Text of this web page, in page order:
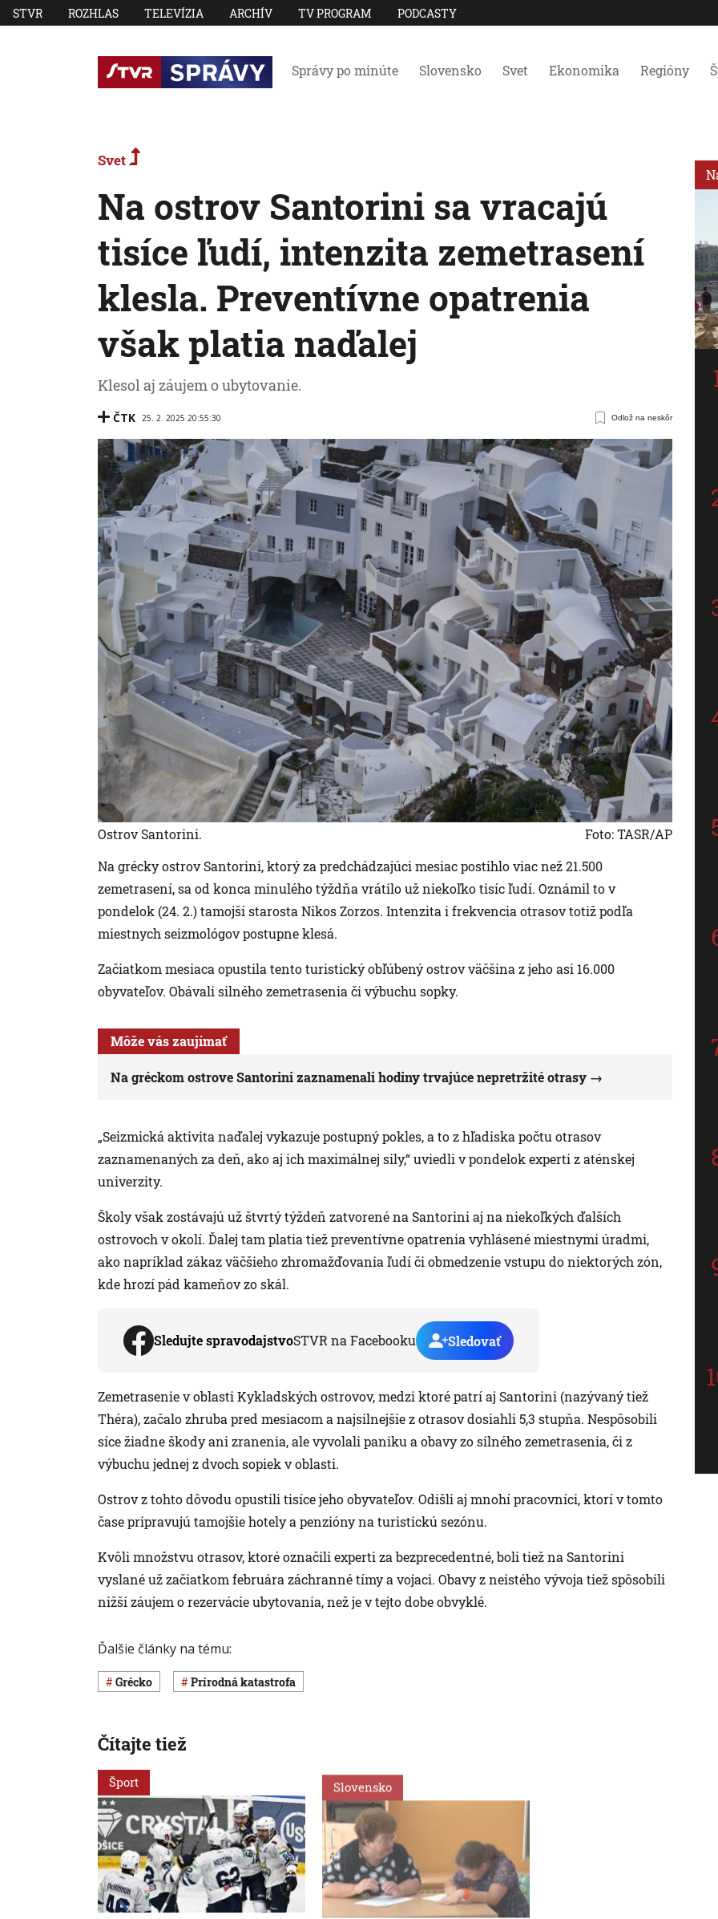
STVR ROZHLAS TELEVÍZIA ARCHÍV TV PROGRAM PODCASTY
Správy po minúte Slovensko Svet Ekonomika Regióny
Svet
Na ostrov Santorini sa vracajú
tisíce ľudí, intenzita zemetrasení
klesla. Preventívne opatrenia
však platia naďalej
Klesol aj záujem o ubytovanie.
ČTK 25. 2. 2025 20:55:30 Odlož na neskôr
Ostrov Santorini.
Foto: TASR/AP
Na grécky ostrov Santorini, ktorý za predchádzajúci mesiac postihlo viac než 21.500
zemetrasení, sa od konca minulého týždňa vrátilo už niekoľko tisíc ľudí. Oznámil to v
pondelok (24. 2.) tamojší starosta Nikos Zorzos. Intenzita i frekvencia otrasov totiž podľa
miestnych seizmológov postupne klesá.
Začiatkom mesiaca opustila tento turistický obľúbený ostrov väčšina z jeho asi 16.000
obyvateľov. Obávali silného zemetrasenia či výbuchu sopky.
Môže vás zaujímať
Na gréckom ostrove Santorini zaznamenali hodiny trvajúce nepretržité otrasy
„Seizmická aktivita naďalej vykazuje postupný pokles, a to z hľadiska počtu otrasov
zaznamenaných za deň, ako aj ich maximálnej sily,“ uviedli v pondelok experti z aténskej
univerzity.
Školy však zostávajú už štvrtý týždeň zatvorené na Santorini aj na niekoľkých ďalších
ostrovoch v okolí. Ďalej tam platia tiež preventívne opatrenia vyhlásené miestnymi úradmi,
ako napríklad zákaz väčšieho zhromažďovania ľudí či obmedzenie vstupu do niektorých zón,
kde hrozí pád kameňov zo skál.
Sledujte spravodajstvoSTVR na Facebooku Sledovať
Zemetrasenie v oblasti Kykladských ostrovov, medzi ktoré patrí aj Santorini (nazývaný tiež
Théra), začalo zhruba pred mesiacom a najsilnejšie z otrasov dosiahli 5,3 stupňa. Nespôsobili
síce žiadne škody ani zranenia, ale vyvolali paniku a obavy zo silného zemetrasenia, či z
výbuchu jednej z dvoch sopiek v oblasti.
Ostrov z tohto dôvodu opustili tisíce jeho obyvateľov. Odišli aj mnohí pracovníci, ktorí v tomto
čase pripravujú tamojšie hotely a penzióny na turistickú sezónu.
Kvôli množstvu otrasov, ktoré označili experti za bezprecedentné, boli tiež na Santorini
vyslané už začiatkom februára záchranné tímy a vojaci. Obavy z neistého vývoja tiež spôsobili
nižší záujem o rezervácie ubytovania, než je v tejto dobe obvyklé.
Ďalšie články na tému:
Grécko Prírodná katastrofa
Čítajte tiež
Šport Slovensko